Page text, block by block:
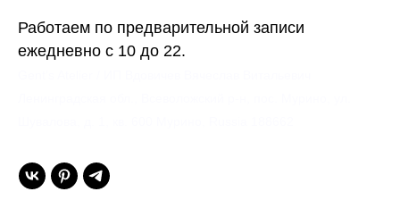
Работаем по предварительной записи
ежедневно с 10 до 22.